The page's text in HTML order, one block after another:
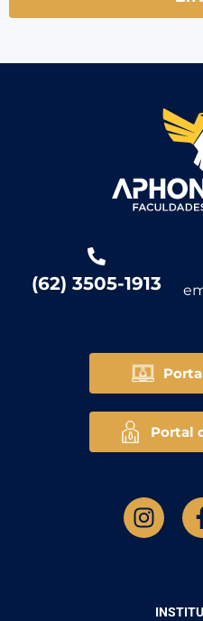
(62) 3505-1913
Portal